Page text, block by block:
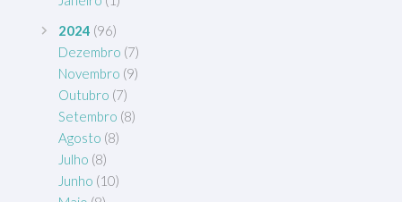
2024 (96)
Dezembro (7)
Novembro (9)
Outubro (7)
Setembro (8)
Agosto (8)
Julho (8)
Junho (10)